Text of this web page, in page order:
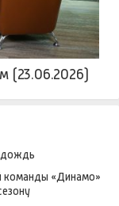
(23.06.2026)
дождь
команды «Динамо»